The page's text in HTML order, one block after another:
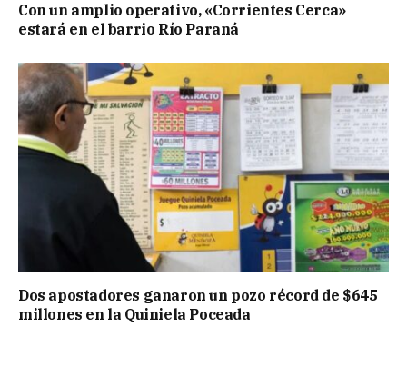
Con un amplio operativo, «Corrientes Cerca»
estará en el barrio Río Paraná
Dos apostadores ganaron un pozo récord de $645
millones en la Quiniela Poceada